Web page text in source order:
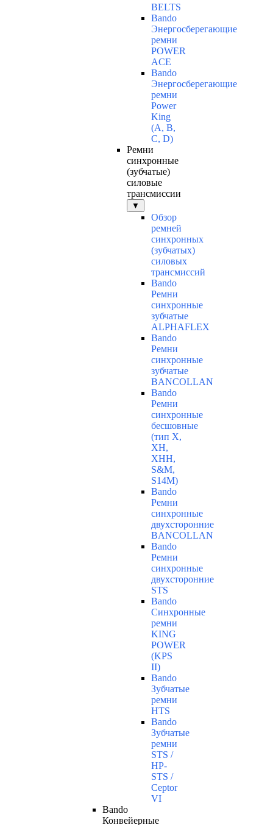
BELTS
Bando
Энергосберегающие
ремни
POWER
ACE
Bando
Энергосберегающие
ремни
Power
King
(A, B,
C, D)
Ремни
синхронные
(зубчатые)
силовые
трансмиссии
▼
Обзор
ремней
синхронных
(зубчатых)
силовых
трансмиссий
Bando
Ремни
синхронные
зубчатые
ALPHAFLEX
Bando
Ремни
синхронные
зубчатые
BANCOLLAN
Bando
Ремни
синхронные
бесшовные
(тип Х,
ХН,
ХНН,
S&M,
S14М)
Bando
Ремни
синхронные
двухсторонние
BANCOLLAN
Bando
Ремни
синхронные
двухсторонние
STS
Bando
Синхронные
ремни
KING
POWER
(KPS
II)
Bando
Зубчатые
ремни
HTS
Bando
Зубчатые
ремни
STS /
HP-
STS /
Ceptor
VI
Bando
Конвейерные